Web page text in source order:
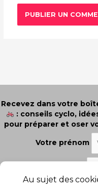
Recevez dans votre
: conseils cyclo,
pour préparer et oser
Votre prénom
J'ai lu et